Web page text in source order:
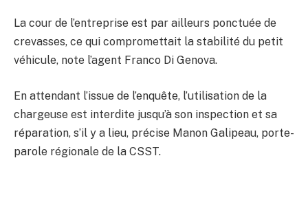
La cour de l’entreprise est par ailleurs ponctuée de
crevasses, ce qui compromettait la stabilité du petit
véhicule, note l’agent Franco Di Genova.
En attendant l’issue de l’enquête, l’utilisation de la
chargeuse est interdite jusqu’à son inspection et sa
réparation, s’il y a lieu, précise Manon Galipeau, porte-
parole régionale de la CSST.